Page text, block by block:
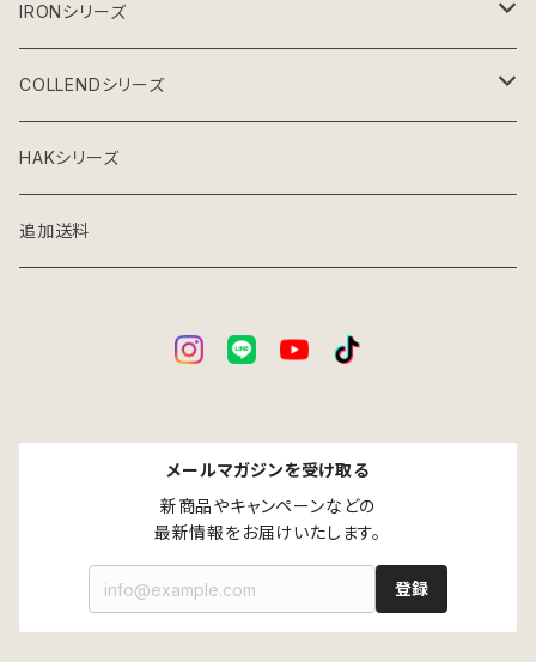
IRONシリーズ
ガーデンシリーズ
グレーインテリア
アイアン×ウッドインテリア
COLLENDシリーズ
収納雑貨
家庭用台車
HAKシリーズ
追加送料
メールマガジンを受け取る
新商品やキャンペーンなどの
最新情報をお届けいたします。
登録